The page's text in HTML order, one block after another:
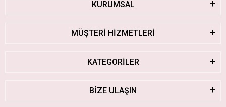
KURUMSAL
MÜŞTERİ HİZMETLERİ
KATEGORİLER
BİZE ULAŞIN